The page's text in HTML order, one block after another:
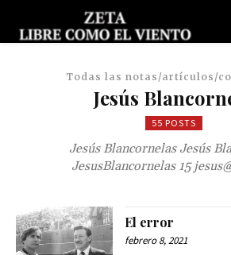
Todas las notas/artículos/
Jesús
55 POSTS
Jesús Blancornelas Jesús
JesusBlancornelas 15
El error
febrero 8, 2021